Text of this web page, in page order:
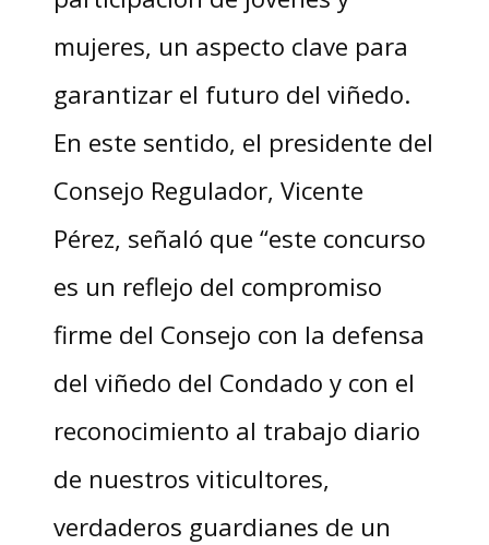
mujeres, un aspecto clave para
garantizar el futuro del viñedo.
En este sentido, el presidente del
Consejo Regulador, Vicente
Pérez, señaló que “este concurso
es un reflejo del compromiso
firme del Consejo con la defensa
del viñedo del Condado y con el
reconocimiento al trabajo diario
de nuestros viticultores,
verdaderos guardianes de un